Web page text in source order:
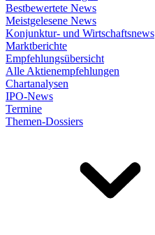
Bestbewertete News
Meistgelesene News
Konjunktur- und Wirtschaftsnews
Marktberichte
Empfehlungsübersicht
Alle Aktienempfehlungen
Chartanalysen
IPO-News
Termine
Themen-Dossiers